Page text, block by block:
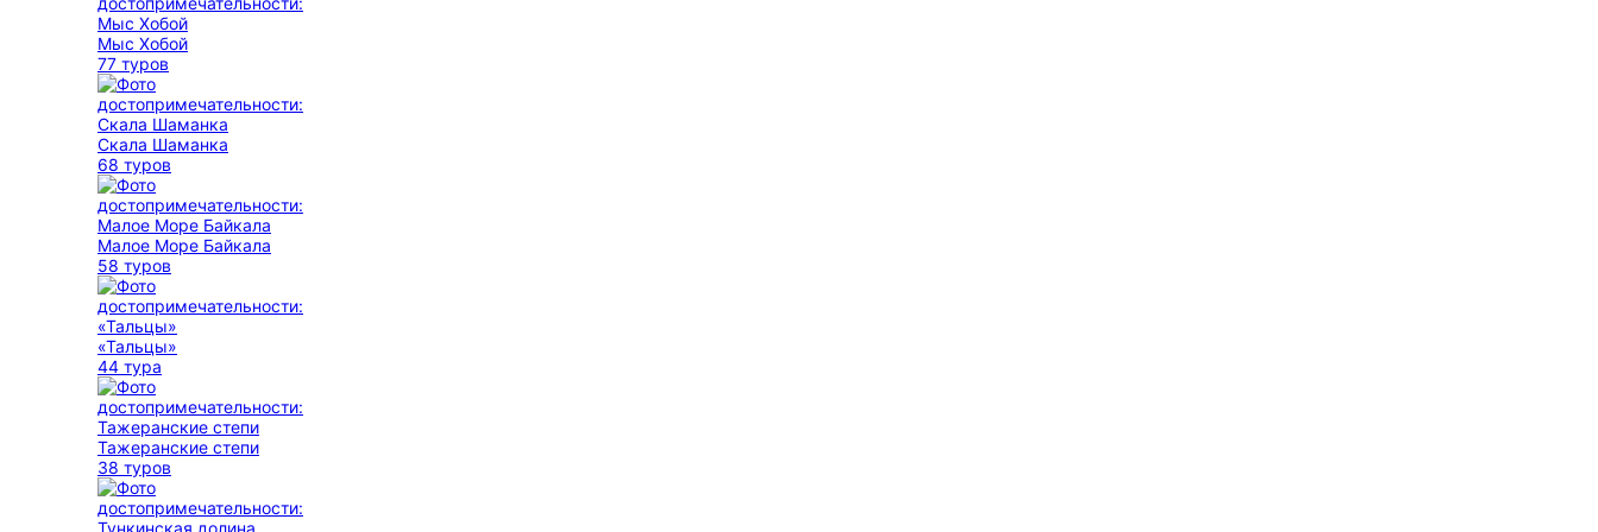
Мыс Хобой
77 туров
Скала Шаманка
68 туров
Малое Море Байкала
58 туров
«Тальцы»
44 тура
Тажеранские степи
38 туров